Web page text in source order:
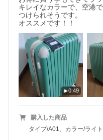
キレイなカラーで、空港
つけられそうです。
0:49
購入した商品
タイプ/A01、カラー/ライ